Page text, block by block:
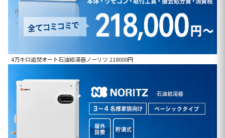
4万キロ追焚オート石油給湯器ノーリツ 218000円